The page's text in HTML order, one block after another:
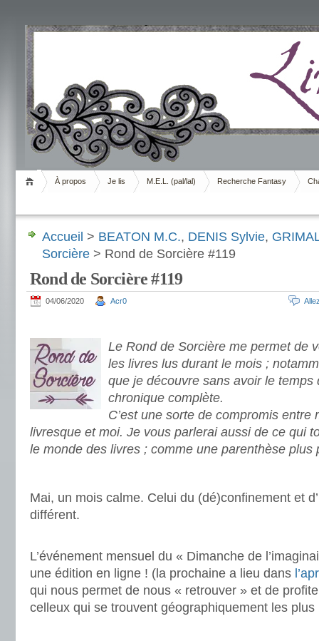
Livrement
À propos Je lis M.E.L. (pal/lal) Recherche Fantasy
Accueil > BEATON M.C., DENIS Sylvie,
Sorcière > Rond de Sorcière #119
Rond de Sorcière #119
04/06/2020 Acr0
Le Rond de Sorcière me permet de
les livres lus durant le mois ;
que je découvre sans avoir le temps
chronique complète.
C’est une sorte de compromis entre
livresque et moi. Je vous parlerai aussi de ce qui
le monde des livres ; comme une parenthèse plus
Mai, un mois calme. Celui du (dé)confinement et
différent.
L’événement mensuel du « Dimanche de
une édition en ligne ! (la prochaine a lieu dans
qui nous permet de nous « retrouver » et de
celleux qui se trouvent géographiquement les plus